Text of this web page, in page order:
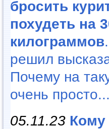
бросить
похудеть на
килограммов
решил
Почему на
очень просто...
05.11.23 Кому